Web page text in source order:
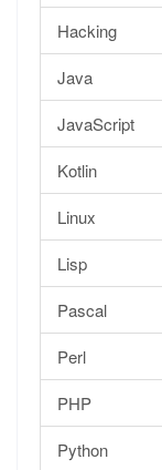
Hacking
Java
JavaScript
Kotlin
Linux
Lisp
Pascal
Perl
PHP
Python